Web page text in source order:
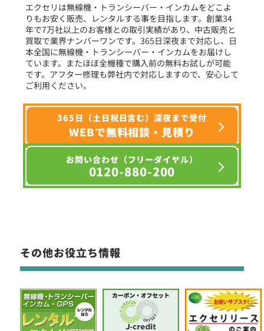
選択条件をリセット
エクセリは無線機・トランシーバー・インカムをどこよ
りもお安く販売、レンタルする事を目指します。創業34
年で7万社以上のお客様との取引実績があり、中古販売と
買取で業界ナンバーワンです。365日深夜まで対応し、日
本全国に無線機・トランシーバー・インカムをお届けし
ています。またほぼ全機種で購入前の無料お試しが可能
です。アフター修理も弊社内で対応しますので、安心して
ご利用ください。
365日（土日祝日含む）深夜まで受付
WEBで無料相談・見積り
お問い合わせ（フリーダイヤル）
0120-880-200
その他お役立ち情報